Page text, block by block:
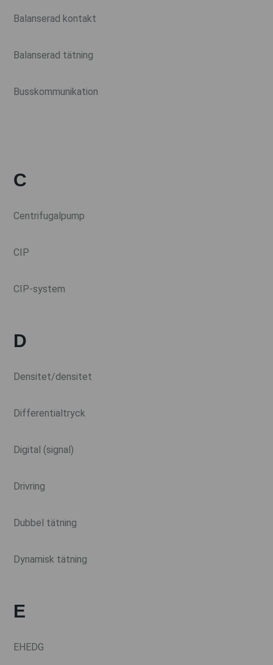
Balanserad kontakt
Balanserad tätning
Busskommunikation
C
Centrifugalpump
CIP
CIP-system
D
Densitet/densitet
Differentialtryck
Digital (signal)
Drivring
Dubbel tätning
Dynamisk tätning
E
EHEDG